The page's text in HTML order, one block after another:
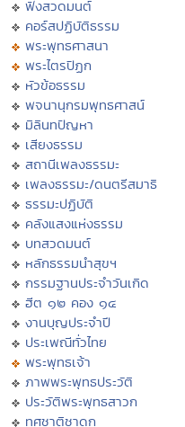
ฟังสวดมนต์
คอร์สปฏิบัติธรรม
พระพุทธศาสนา
พระไตรปิฏก
หัวข้อธรรม
พจนานุกรมพุทธศาสน์
มิลินทปัญหา
เสียงธรรม
สถานีเพลงธรรมะ
เพลงธรรมะ/ดนตรีสมาธิ
ธรรมะปฏิบัติ
คลังแสงแห่งธรรม
บทสวดมนต์
หลักธรรมนำสุขฯ
กรรมฐานประจำวันเกิด
ฮีต ๑๒ คอง ๑๔
งานบุญประจำปี
ประเพณีทั่วไทย
พระพุทธเจ้า
ภาพพระพุทธประวัติ
ประวัติพระพุทธสาวก
ทศชาติชาดก